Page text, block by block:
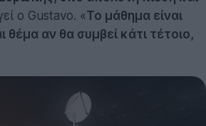
ο Gustavo. «Το μάθημα είναι
θέμα αν θα συμβεί κάτι τέτοιο,